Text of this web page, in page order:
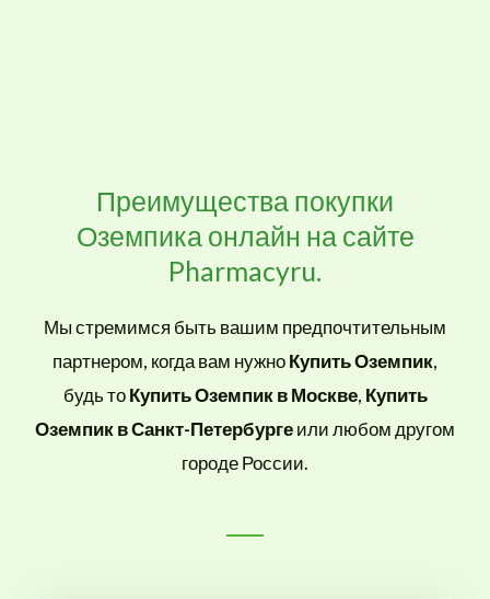
Преимущества покупки
Оземпика онлайн на сайте
Pharmacyru.
Мы стремимся быть вашим предпочтительным
партнером, когда вам нужноКупить Оземпик,
будь тоКупить Оземпик в Москве, Купить
Оземпик в Санкт-Петербургеили любом другом
городе России.